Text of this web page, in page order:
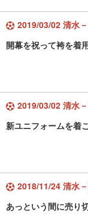
2019/03/02 清水
開幕を祝って袴を着
2019/03/02 清水
新ユニフォームを着
2018/11/24 清水
あっという間に売り